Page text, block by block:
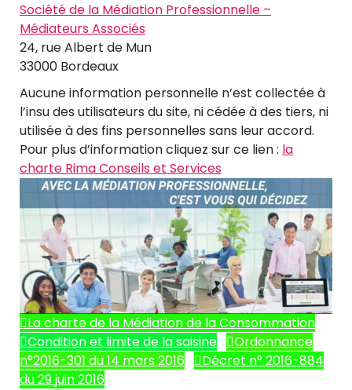
Société de la Médiation Professionnelle –
Médiateurs Associés
24, rue Albert de Mun
33000 Bordeaux
Aucune information personnelle n’est collectée à
l’insu des utilisateurs du site, ni cédée à des tiers, ni
utilisée à des fins personnelles sans leur accord.
Pour plus d’information cliquez sur ce lien : la
charte Rima Conseils et Services
La charte de la Médiation de la Consommation
Condition et limite de la saisine
Ordonnance
n°2016-301 du 14 mars 2016
Décret n° 2016-884
du 29 juin 2016